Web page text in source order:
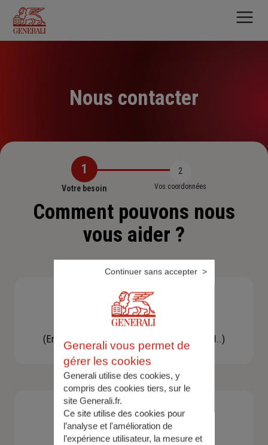
contenu
principal
Nous contacter
1
Votre besoin
2
Vos coordonnées
Comment pouvons nous
vous aider ?
Besoin d'une assistance
(En cas d'accident, bris de glace, un conseil..)
Demande d'information
Generali vous permet de
gérer les cookies
Generali utilise des cookies, y
compris des cookies tiers, sur le
site Generali.fr.
Ce site utilise des cookies pour
l’analyse et l'amélioration de
l’expérience utilisateur, la mesure et
Continuer sans accepter